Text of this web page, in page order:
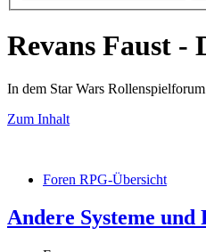
Revans Faust -
In dem Star Wars
Zum Inhalt
Foren RPG-Übersicht
Andere Systeme und